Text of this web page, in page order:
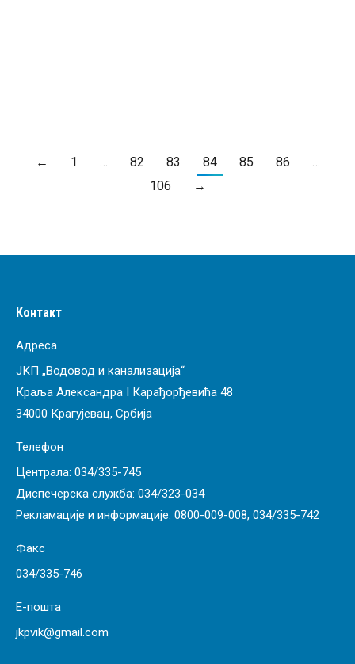
← 1 … 82 83 84 85 86
…
106
→
Контакт
Адреса
ЈКП „Водовод и канализација“
Краља Александра I Карађорђевића 48
34000 Крагујевац, Србија
Телефон
Централа: 034/335-745
Диспечерска служба: 034/323-034
Рекламације и информације: 0800-009-008, 034/335-742
Факс
034/335-746
Е-пошта
jkpvik@gmail.com